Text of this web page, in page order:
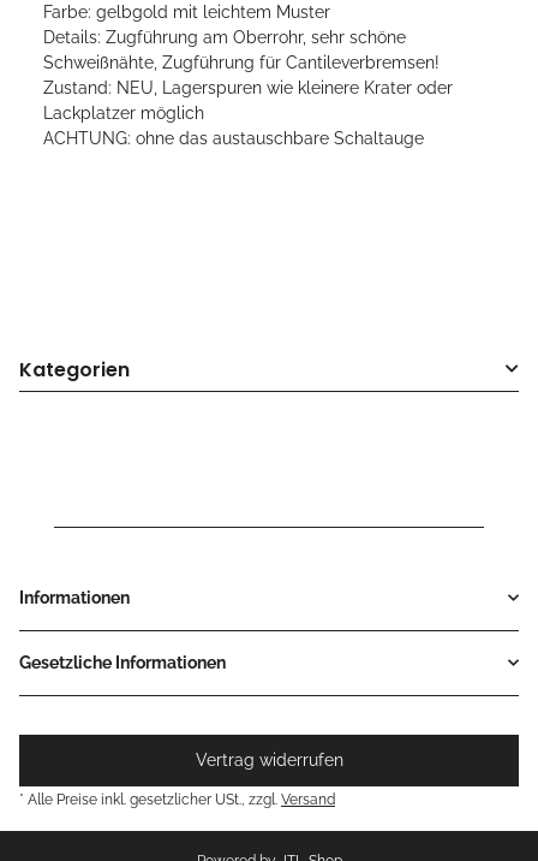
Farbe: gelbgold mit leichtem Muster
Details: Zugführung am Oberrohr, sehr schöne
Schweißnähte, Zugführung für Cantileverbremsen!
Zustand: NEU, Lagerspuren wie kleinere Krater oder
Lackplatzer möglich
ACHTUNG: ohne das austauschbare Schaltauge
Kategorien
Informationen
Gesetzliche Informationen
Vertrag widerrufen
* Alle Preise inkl. gesetzlicher USt., zzgl. Versand